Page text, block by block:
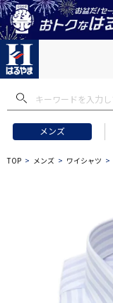
メンズ
TOP メンズ ワイシャツ